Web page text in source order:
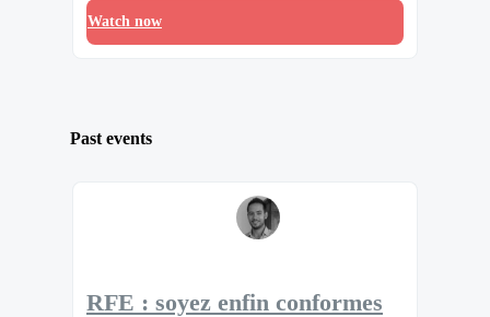
Watch now
Past events
RFE : soyez enfin conformes